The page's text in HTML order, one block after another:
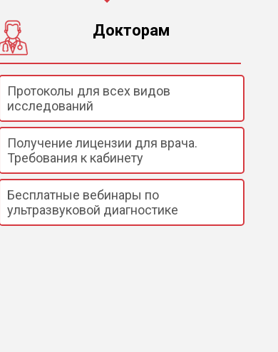
Докторам
Протоколы для всех видов
исследований
Получение лицензии для врача.
Требования к кабинету
Бесплатные вебинары по
ультразвуковой диагностике